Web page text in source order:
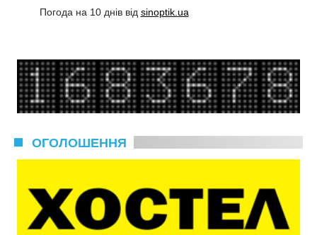
Погода на 10 днів від sinoptik.ua
ОГОЛОШЕННЯ